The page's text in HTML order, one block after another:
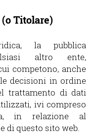
Titolare)
la pubblica
altro ente,
competono, anche
decisioni in ordine
trattamento di dati
ivi compreso
in relazione al
di questo sito web.